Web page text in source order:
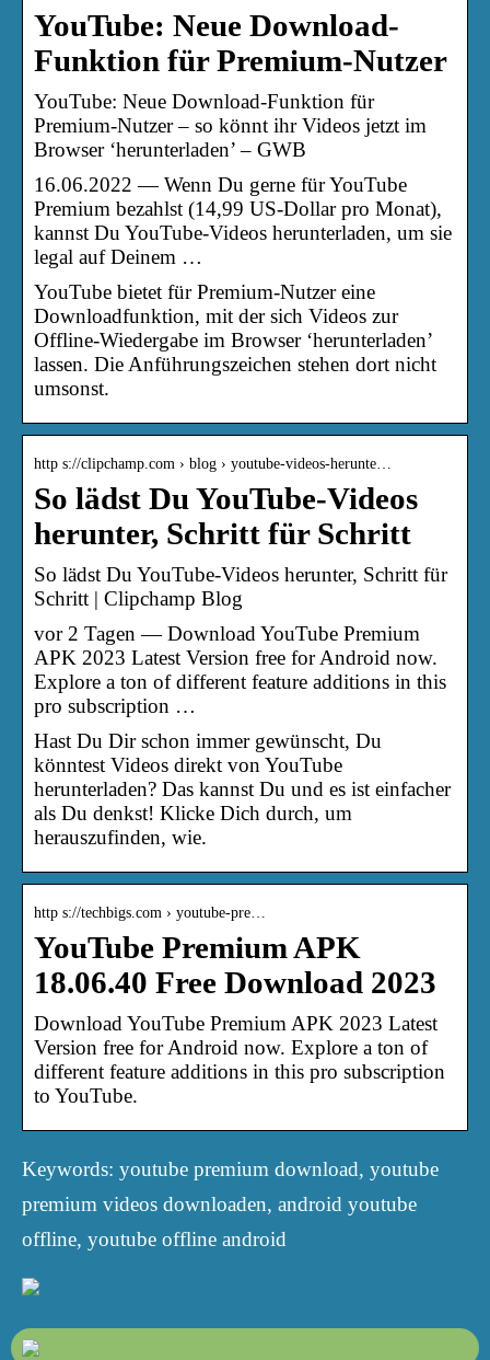
YouTube: Neue Download-
Funktion für Premium-Nutzer
YouTube: Neue Download-Funktion für
Premium-Nutzer – so könnt ihr Videos jetzt im
Browser ‘herunterladen’ – GWB
16.06.2022 — Wenn Du gerne für YouTube
Premium bezahlst (14,99 US-Dollar pro Monat),
kannst Du YouTube-Videos herunterladen, um sie
legal auf Deinem …
YouTube bietet für Premium-Nutzer eine
Downloadfunktion, mit der sich Videos zur
Offline-Wiedergabe im Browser ‘herunterladen’
lassen. Die Anführungszeichen stehen dort nicht
umsonst.
http s://clipchamp.com › blog › youtube-videos-herunte…
So lädst Du YouTube-Videos
herunter, Schritt für Schritt
So lädst Du YouTube-Videos herunter, Schritt für
Schritt | Clipchamp Blog
vor 2 Tagen — Download YouTube Premium
APK 2023 Latest Version free for Android now.
Explore a ton of different feature additions in this
pro subscription …
Hast Du Dir schon immer gewünscht, Du
könntest Videos direkt von YouTube
herunterladen? Das kannst Du und es ist einfacher
als Du denkst! Klicke Dich durch, um
herauszufinden, wie.
http s://techbigs.com › youtube-pre…
YouTube Premium APK
18.06.40 Free Download 2023
Download YouTube Premium APK 2023 Latest
Version free for Android now. Explore a ton of
different feature additions in this pro subscription
to YouTube.
Keywords: youtube premium download, youtube
premium videos downloaden, android youtube
offline, youtube offline android